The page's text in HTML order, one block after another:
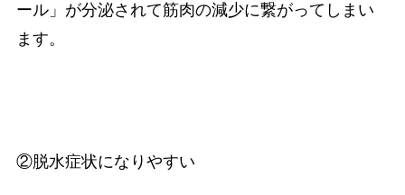
ール」が分泌されて筋肉の減少に繋がってしまい
ます。
②脱水症状になりやすい